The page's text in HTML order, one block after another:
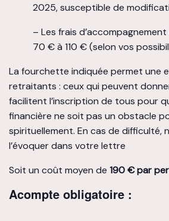
2025, susceptible de
– Les frais
70 € à 110 € (selon vos
La fourchette indiquée permet une
retraitants : ceux qui peuvent
facilitent l’inscription de tous pour
financière ne soit pas un obstacle
spirituellement. En cas de difficulté,
l’évoquer dans votre lettre
Soit un coût moyen de 190 € par
Acompte obligatoire :